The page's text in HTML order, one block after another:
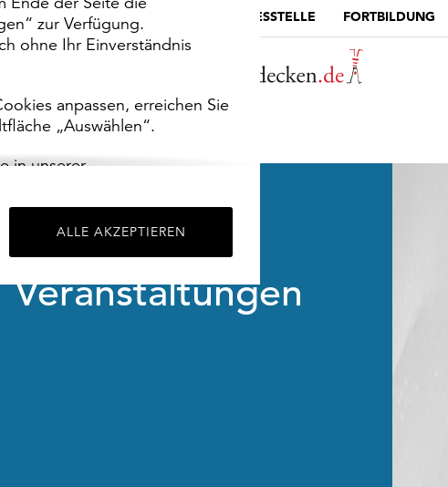
zur Verfügung.
ohne Ihr Einverständnis
anpassen, erreichen Sie
„Auswählen“.
in unserer
ALLE AKZEPTIEREN
MUSEUMSPORTAL DIE LANDESSTELLE FORTBILDUNG
Veranstaltungen